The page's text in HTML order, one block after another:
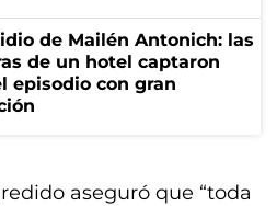
de Mailén Antonich: las
de un hotel captaron
episodio con gran
aseguró que “toda